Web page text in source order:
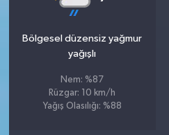
Bölgesel düzensiz yağmur
yağışlı
Nem: %87
Rüzgar: 10 km/h
Yağış Olasılığı: %88